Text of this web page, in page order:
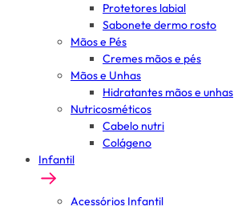
Protetores labial
Sabonete dermo rosto
Mãos e Pés
Cremes mãos e pés
Mãos e Unhas
Hidratantes mãos e unhas
Nutricosméticos
Cabelo nutri
Colágeno
Infantil
Acessórios Infantil